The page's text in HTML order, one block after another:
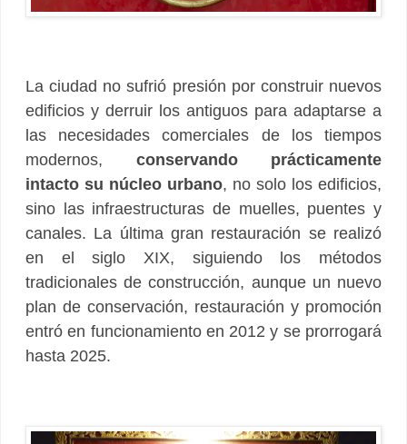
La ciudad no sufrió presión por construir nuevos
edificios y derruir los antiguos para adaptarse a
las necesidades comerciales de los tiempos
modernos, conservando prácticamente
intacto su núcleo urbano, no solo los edificios,
sino las infraestructuras de muelles, puentes y
canales. La última gran restauración se realizó
en el siglo XIX, siguiendo los métodos
tradicionales de construcción, aunque un nuevo
plan de conservación, restauración y promoción
entró en funcionamiento en 2012 y se prorrogará
hasta 2025.